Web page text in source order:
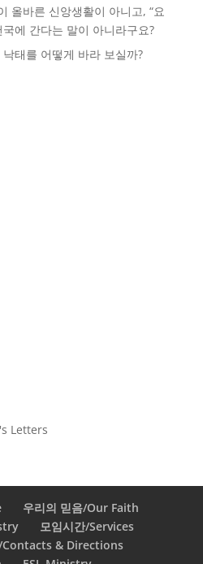
올바른 신앙생활이 아니고, “요
에 간다는 말이 아니라구요?
태를 어떻게 바라 보실까?
Letters
우리의 믿음/Our Faith
모임시간/Services
Contacts & Directions